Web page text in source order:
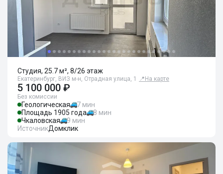
Студия, 25.7 м², 8/26 этаж
Екатеринбург, ВИЗ м-н, Отрадная улица, 1 📍 На карте
5 100 000 ₽
Без комиссии
Геологическая
7 мин
Площадь 1905 года
8 мин
Чкаловская
9 мин
ИсточникДомклик